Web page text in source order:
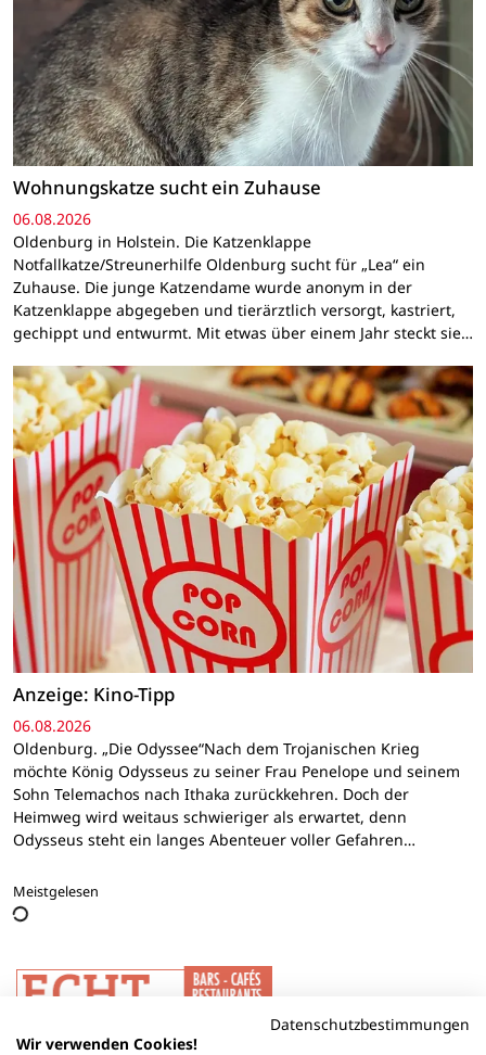
Wohnungskatze sucht ein Zuhause
06.08.2026
Oldenburg in Holstein. Die Katzenklappe
Notfallkatze/Streunerhilfe Oldenburg sucht für „Lea“ ein
Zuhause. Die junge Katzendame wurde anonym in der
Katzenklappe abgegeben und tierärztlich versorgt, kastriert,
gechippt und entwurmt. Mit etwas über einem Jahr steckt sie…
Anzeige: Kino-Tipp
06.08.2026
Oldenburg. „Die Odyssee“Nach dem Trojanischen Krieg
möchte König Odysseus zu seiner Frau Penelope und seinem
Sohn Telemachos nach Ithaka zurückkehren. Doch der
Heimweg wird weitaus schwieriger als erwartet, denn
Odysseus steht ein langes Abenteuer voller Gefahren…
Meistgelesen
Datenschutzbestimmungen
Wir verwenden Cookies!